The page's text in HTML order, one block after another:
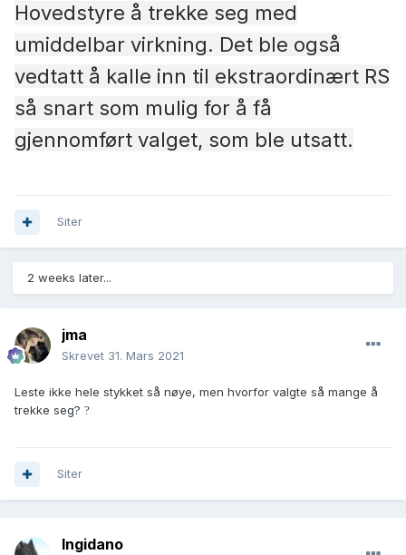
Hovedstyre å trekke seg med
umiddelbar virkning. Det ble også
vedtatt å kalle inn til ekstraordinært RS
så snart som mulig for å få
gjennomført valget, som ble utsatt.
Siter
2 weeks later...
jma
Skrevet 31. Mars 2021
Leste ikke hele stykket så nøye, men hvorfor valgte så mange å
trekke seg? ?
Siter
Ingidano